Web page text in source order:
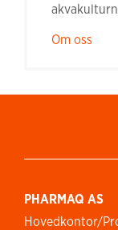
Om oss
PHARMAQ AS
Hovedkontor/